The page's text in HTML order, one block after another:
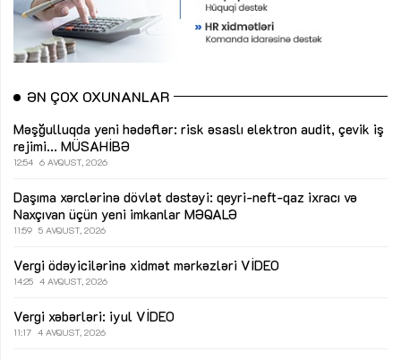
ƏN ÇOX OXUNANLAR
Məşğulluqda yeni hədəflər: risk əsaslı elektron audit, çevik iş
rejimi... MÜSAHİBƏ
12:54 6 AVQUST, 2026
Daşıma xərclərinə dövlət dəstəyi: qeyri-neft-qaz ixracı və
Naxçıvan üçün yeni imkanlar MƏQALƏ
11:59 5 AVQUST, 2026
Vergi ödəyicilərinə xidmət mərkəzləri VİDEO
14:25 4 AVQUST, 2026
Vergi xəbərləri: iyul VİDEO
11:17 4 AVQUST, 2026